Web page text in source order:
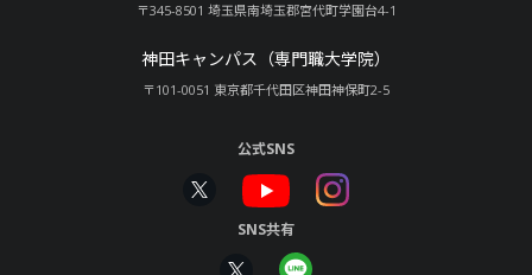
〒345-8501 埼玉県南埼玉郡宮代町学園台4-1
神田キャンパス（専門職大学院）
〒101-0051 東京都千代田区神田神保町2-5
公式SNS
SNS共有